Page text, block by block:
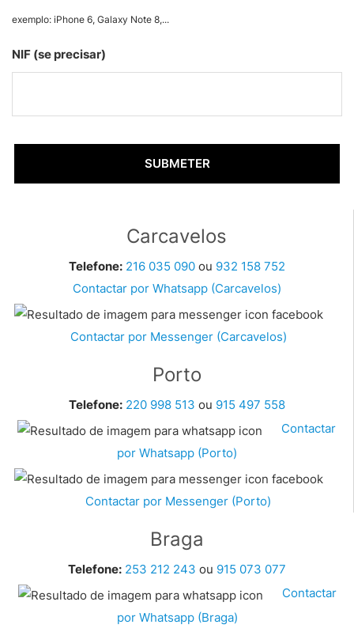
exemplo: iPhone 6, Galaxy Note 8,...
NIF (se precisar)
Carcavelos
Telefone: 216 035 090 ou 932 158 752
Contactar por Whatsapp (Carcavelos)
Contactar por Messenger (Carcavelos)
Porto
Telefone: 220 998 513 ou 915 497 558
Contactar
por Whatsapp (Porto)
Contactar por Messenger (Porto)
Braga
Telefone: 253 212 243 ou 915 073 077
Contactar
por Whatsapp (Braga)